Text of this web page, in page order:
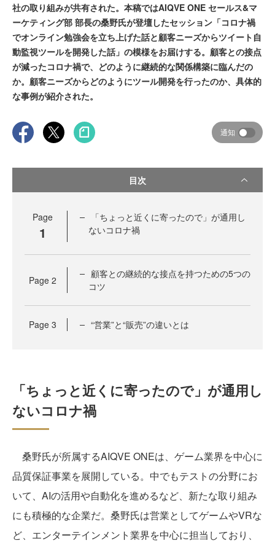
社の取り組みが共有された。本稿ではAIQVE ONE セールス&マ
ーケティング部 部長の桑野氏が登壇したセッション「コロナ禍
でオンライン勉強会を立ち上げた話と顧客ニーズからツイート自
動監視ツールを開発した話」の模様をお届けする。顧客との接点
が減ったコロナ禍で、どのように継続的な関係構築に臨んだの
か。顧客ニーズからどのようにツール開発を行ったのか、具体的
な事例が紹介された。
通知
目次
Page
1
「ちょっと近くに寄ったので」が通用し
ないコロナ禍
Page 2
顧客との継続的な接点を持つための5つの
コツ
Page 3 “営業”と“販売”の違いとは
「ちょっと近くに寄ったので」が通用し
ないコロナ禍
桑野氏が所属するAIQVE ONEは、ゲーム業界を中心に
品質保証事業を展開している。中でもテストの分野にお
いて、AIの活用や自動化を進めるなど、新たな取り組み
にも積極的な企業だ。桑野氏は営業としてゲームやVRな
ど、エンターテインメント業界を中心に担当しており、